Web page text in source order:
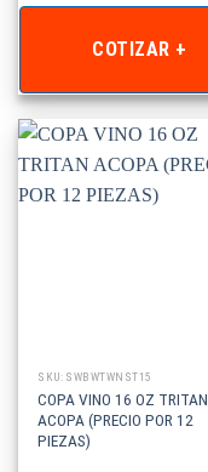
COTIZAR +
SKU: SWBWTWNST15
COPA VINO 16 OZ TRITAN
ACOPA (PRECIO POR 12
PIEZAS)